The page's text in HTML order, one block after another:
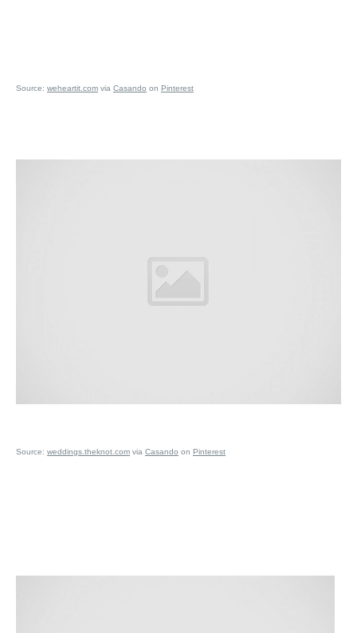
Source: weheartit.com via Casando on Pinterest
Source: weddings.theknot.com via Casando on Pinterest